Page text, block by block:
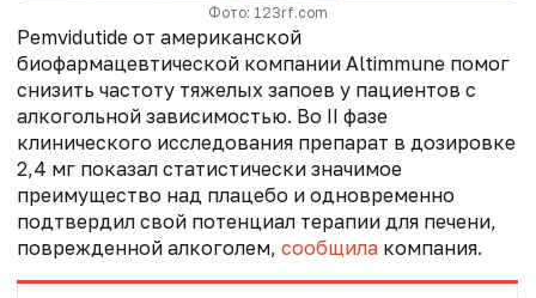
Фото: 123rf.com
Pemvidutide от американской
биофармацевтической компании Altimmune помог
снизить частоту тяжелых запоев у пациентов с
алкогольной зависимостью. Во II фазе
клинического исследования препарат в дозировке
2,4 мг показал статистически значимое
преимущество над плацебо и одновременно
подтвердил свой потенциал терапии для печени,
поврежденной алкоголем, сообщила компания.